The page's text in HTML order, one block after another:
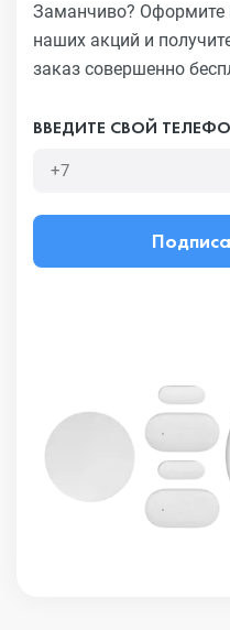
Заманчиво? Оформите
наших акций и
заказ совершенно
ВВЕДИТЕ СВОЙ